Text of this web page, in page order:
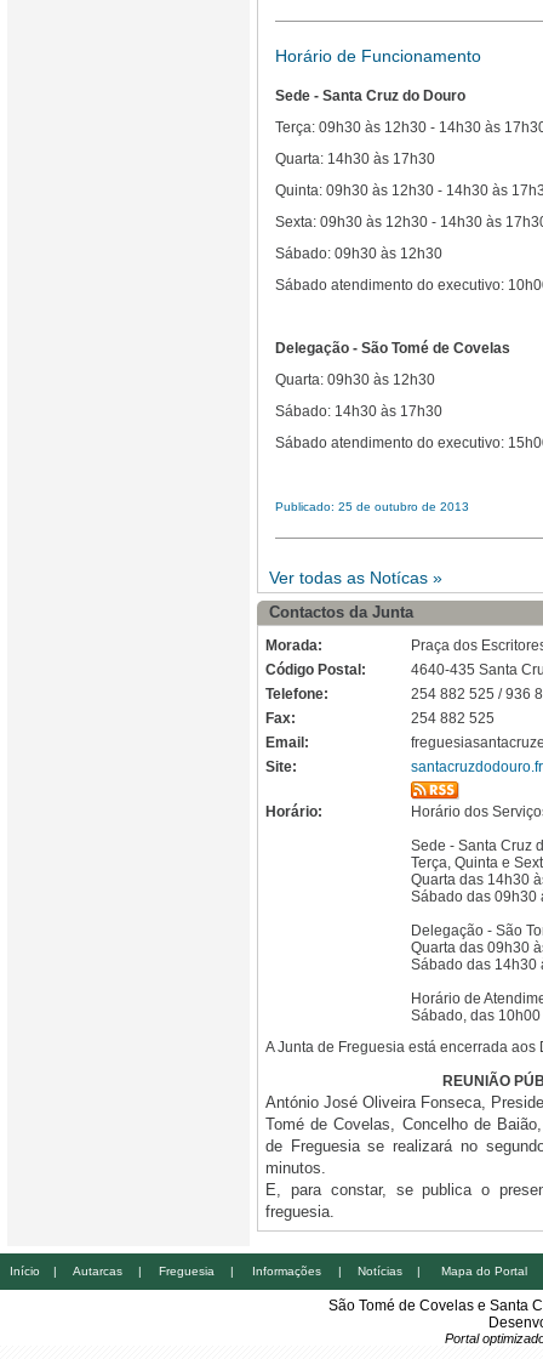
Horário de Funcionamento
Sede - Santa Cruz do Douro
Terça: 09h30 às 12h30 - 14h30 às
Quarta: 14h30 às 17h30
Quinta: 09h30 às 12h30 - 14h30 às
Sexta: 09h30 às 12h30 - 14h30 às
Sábado: 09h30 às 12h30
Sábado atendimento do executivo:
Delegação - São Tomé de Covelas
Quarta: 09h30 às 12h30
Sábado: 14h30 às 17h30
Sábado atendimento do executivo:
Publicado: 25 de outubro de 2013
Ver todas as Notícas »
Contactos da Junta
Morada:
Praça dos
Código Postal:
4640-435 Santa
Telefone:
254 882 525 / 936
Fax:
254 882 525
Email:
Site:
Horário:
Horário dos
Sede - Santa Cruz
Terça, Quinta e
Quarta das 14h30
Sábado das 09h30
Delegação - São
Quarta das 09h30
Sábado das 14h30
Horário de
Sábado, das
A Junta de Freguesia está encerrada
REUNIÃO
António José Oliveira Fonseca,
Tomé de Covelas, Concelho de
de Freguesia se realizará no
minutos.
E, para constar, se publica o
freguesia.
Início | Autarcas | Freguesia | Informações | Notícias | Mapa do Portal
São Tomé de Covelas e Santa
Portal